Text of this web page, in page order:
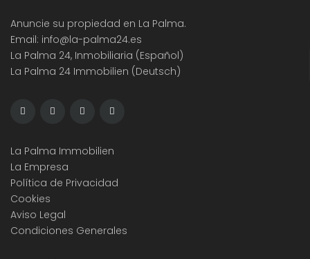
Anuncie su propiedad en La Palma.
Email: info@la-palma24.es
La Palma 24, Inmobiliaria (Español)
La Palma 24 Immobilien (Deutsch)
La Palma Immobilien
La Empresa
Política de Privacidad
Cookies
Aviso Legal
Condiciones Generales